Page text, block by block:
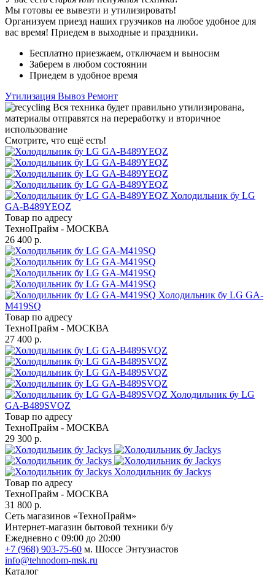
Мы готовы ее вывезти и утилизировать!
Организуем приезд наших грузчиков на любое удобное для
вас время! Приедем в выходные и праздники.
Бесплатно приезжаем, отключаем и выносим
Заберем в любом состоянии
Приедем в удобное время
Утилизация Вывоз Ремонт
Вся техника будет правильно утилизирована,
материалы отправятся на переработку и вторичное
использование
Смотрите, что ещё есть!
Холодильник бу LG
GA-B489YEQZ
Товар по адресу
ТехноПрайм - МОСКВА
26 400 р.
Холодильник бу LG GA-
M419SQ
Товар по адресу
ТехноПрайм - МОСКВА
27 400 р.
Холодильник бу LG
GA-B489SVQZ
Товар по адресу
ТехноПрайм - МОСКВА
29 300 р.
Холодильник бу Jackys
Товар по адресу
ТехноПрайм - МОСКВА
31 800 р.
Сеть магазинов «ТехноПрайм»
Интернет-магазин бытовой техники б/у
Ежедневно с 09:00 до 20:00
+7 (968) 903-75-60 м. Шоссе Энтузиастов
info@tehnodom-msk.ru
Каталог